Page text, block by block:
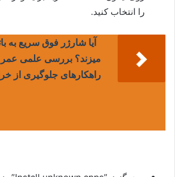
را انتخاب کنید.
آیا شارژر فوق سریع
میزند؟ بررسی علمی عمر
راهکارهای جلوگیری از